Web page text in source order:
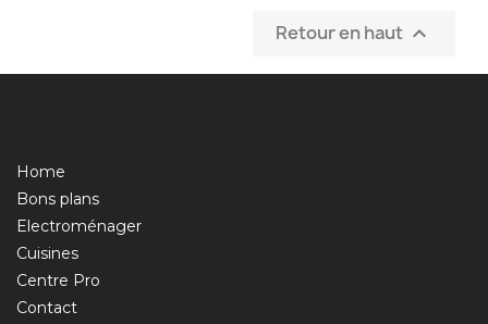
Retour en haut 
Home
Bons plans
Electroménager
Cuisines
Centre Pro
Contact